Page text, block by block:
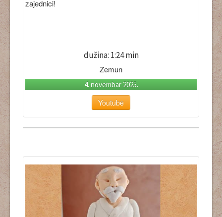
zajednici!
dužina: 1:24 min
Zemun
4. novembar 2025.
Youtube